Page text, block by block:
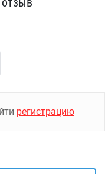
регистрацию